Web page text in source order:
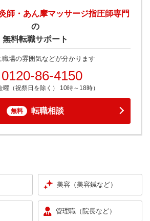
師・あん摩マッサージ指圧師専門
の
無料転職サポート
職場の雰囲気などが分かります
0120-86-4150
曜（祝祭日を除く） 10時～18時）
無料 転職相談
美容（美容鍼など）
管理職（院長など）